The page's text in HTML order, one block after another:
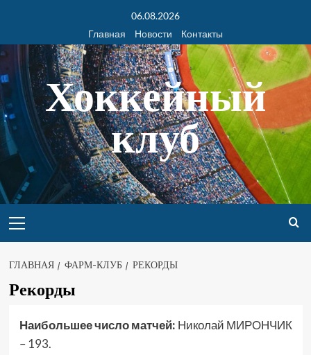
06.08.2026
Главная
Новости Контакты
Хоккейный
клуб
ГЛАВНАЯ ФАРМ-КЛУБ РЕКОРДЫ
Рекорды
Наибольшее число матчей: Николай МИРОНЧИК
– 193.